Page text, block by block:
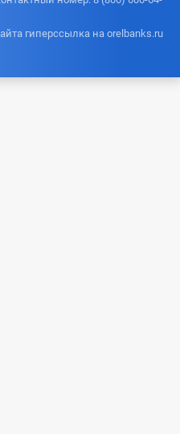
гиперссылка на orelbanks.ru